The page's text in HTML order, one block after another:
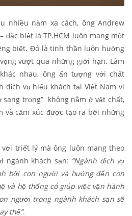
nhiều năm xa cách, ông Andrew
đặc biệt là TP.HCM luôn mang một
biệt. Đó là tinh thần luôn hướng
vượt qua những giới hạn. Làm
nhau, ông ấn tượng với chất
dịch vụ hiếu khách tại Việt Nam vì
sang trọng” không nằm ở vật chất,
và cảm xúc được tạo ra bởi những
triết lý mà ông luôn mang theo
ngành khách sạn: “Ngành dịch vụ
bởi con người và hướng đến con
và hệ thống có giúp việc vận hành
người trong ngành khách sạn sẽ
thế”.